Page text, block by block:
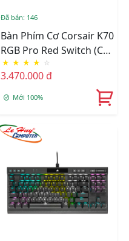
Đã bán: 146
Bàn Phím Cơ Corsair K70
RGB Pro Red Switch (CH-
9109410-NA)
★ ★ ★ ★ ☆
3.470.000 đ
Mới 100%